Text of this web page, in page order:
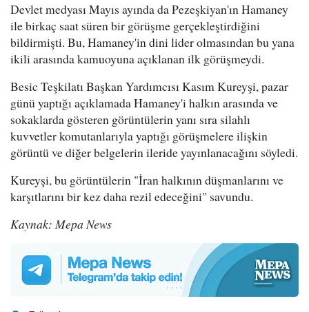
Devlet medyası Mayıs ayında da Pezeşkiyan'ın Hamaney
ile birkaç saat süren bir görüşme gerçekleştirdiğini
bildirmişti. Bu, Hamaney'in dini lider olmasından bu yana
ikili arasında kamuoyuna açıklanan ilk görüşmeydi.
Besic Teşkilatı Başkan Yardımcısı Kasım Kureyşi, pazar
günü yaptığı açıklamada Hamaney'i halkın arasında ve
sokaklarda gösteren görüntülerin yanı sıra silahlı
kuvvetler komutanlarıyla yaptığı görüşmelere ilişkin
görüntü ve diğer belgelerin ileride yayınlanacağını söyledi.
Kureyşi, bu görüntülerin "İran halkının düşmanlarını ve
karşıtlarını bir kez daha rezil edeceğini" savundu.
Kaynak: Mepa News